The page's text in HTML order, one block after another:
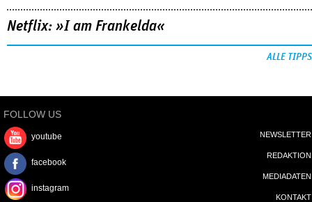
Netflix: »I am Frankelda«
ALLE TIPPS
FOLLOW US
youtube
facebook
instagram
NEWSLETTER
REDAKTION
MEDIADATEN
KONTAKT